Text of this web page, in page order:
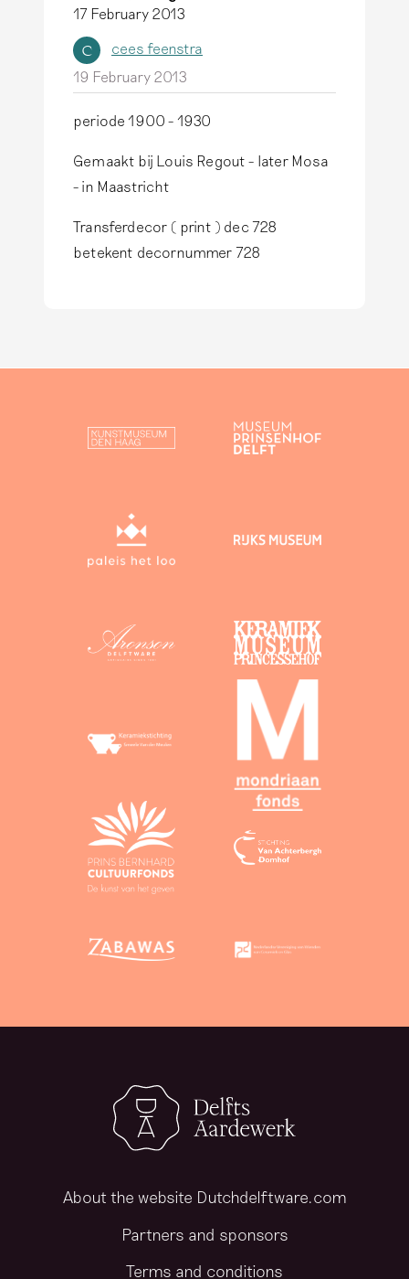
17 February 2013
C
cees feenstra
19 February 2013
periode 1900 - 1930
Gemaakt bij Louis Regout - later Mosa
- in Maastricht
Transferdecor ( print ) dec 728
betekent decornummer 728
About the website Dutchdelftware.com
Partners and sponsors
Terms and conditions